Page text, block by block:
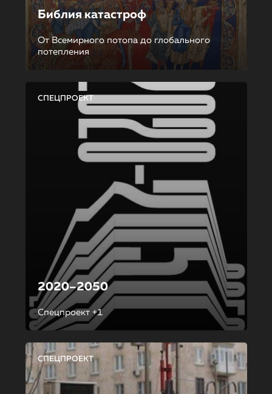
Библия катастроф
От Всемирного потопа до глобального
потепления
СПЕЦПРОЕКТ
2020–2050
Спецпроект +1
СПЕЦПРОЕКТ